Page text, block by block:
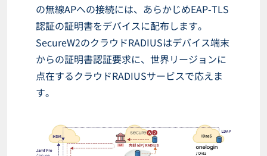
の無線APへの接続には、あらかじめEAP-TLS
認証の証明書をデバイスに配布します。
SecureW2のクラウドRADIUSはデバイス端末
からの証明書認証要求に、世界リージョンに
点在するクラウドRADIUSサービスで応えま
す。